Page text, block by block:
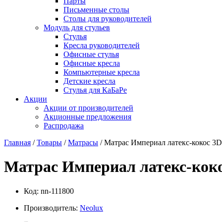
Письменные столы
Столы для руководителей
Модуль для стульев
Стулья
Кресла руководителей
Офисные стулья
Офисные кресла
Компьютерные кресла
Детские кресла
Стулья для КаБаРе
Акции
Акции от производителей
Акционные предложения
Распродажа
Главная /Товары /Матрасы / Матрас Империал латекс-кокос 3D
Матрас Империал латекс-
Код: nn-111800
Производитель: Neolux